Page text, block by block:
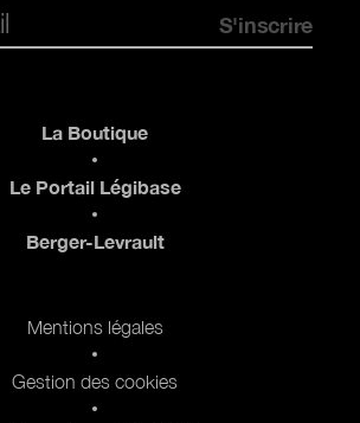
La Boutique
Le Portail Légibase
Berger-Levrault
Mentions légales
Gestion des cookies